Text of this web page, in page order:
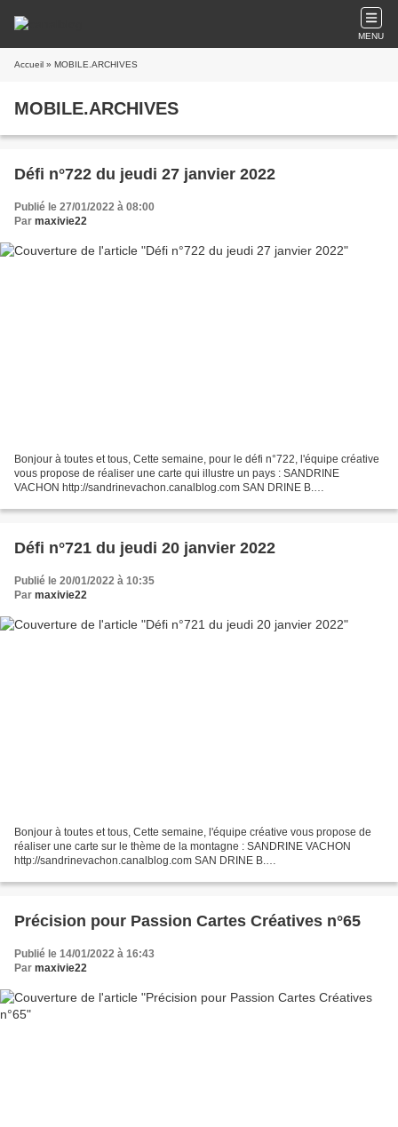
MENU
Accueil » MOBILE.ARCHIVES
MOBILE.ARCHIVES
Défi n°722 du jeudi 27 janvier 2022
Publié le 27/01/2022 à 08:00
Par maxivie22
Bonjour à toutes et tous, Cette semaine, pour le défi n°722, l'équipe créative
vous propose de réaliser une carte qui illustre un pays : SANDRINE
VACHON http://sandrinevachon.canalblog.com SAN DRINE B.
Défi n°721 du jeudi 20 janvier 2022
Publié le 20/01/2022 à 10:35
Par maxivie22
Bonjour à toutes et tous, Cette semaine, l'équipe créative vous propose de
réaliser une carte sur le thème de la montagne : SANDRINE VACHON
http://sandrinevachon.canalblog.com SAN DRINE B.
sableturquoise.eklablog.com/...
Précision pour Passion Cartes Créatives n°65
Publié le 14/01/2022 à 16:43
Par maxivie22